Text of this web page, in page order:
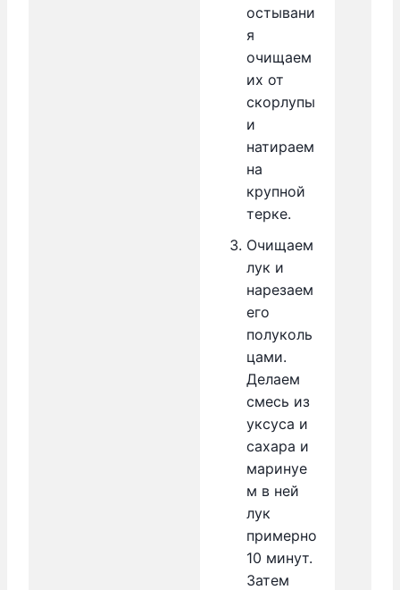
остывани
я
очищаем
их от
скорлупы
и
натираем
на
крупной
терке.
Очищаем
лук и
нарезаем
его
полуколь
цами.
Делаем
смесь из
уксуса и
сахара и
маринуе
м в ней
лук
примерно
10 минут.
Затем